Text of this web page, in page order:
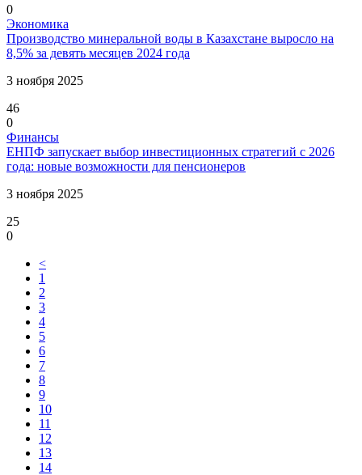
0
Экономика
Производство минеральной воды в Казахстане выросло на
8,5% за девять месяцев 2024 года
3 ноября 2025
46
0
Финансы
ЕНПФ запускает выбор инвестиционных стратегий с 2026
года: новые возможности для пенсионеров
3 ноября 2025
25
0
<
1
2
3
4
5
6
7
8
9
10
11
12
13
14